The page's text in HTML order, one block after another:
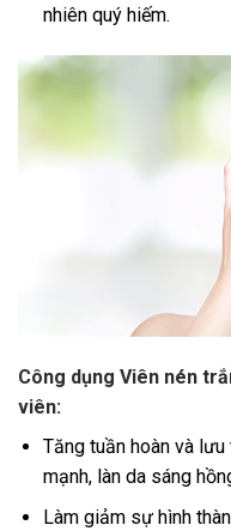
nhiên quý hiếm.
Công dụng Viên nén
viên:
Tăng tuần hoàn và
mạnh, làn da sáng
Làm giảm sự hình